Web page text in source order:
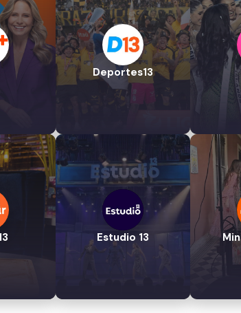
Deportes13
Estudio 13